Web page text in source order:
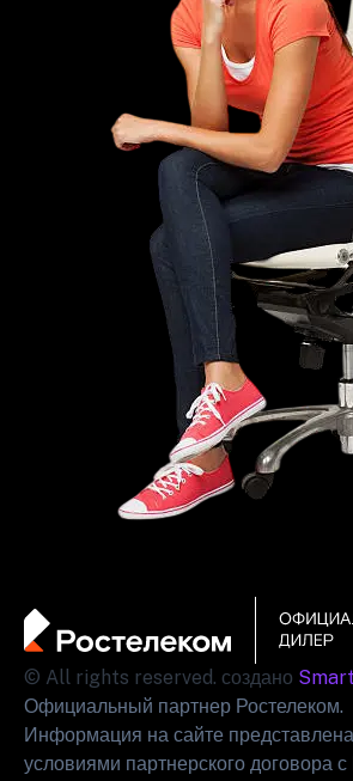
© All rights reserved. создано
Официальный партнер Ростелеком.
Информация на сайте представлена
условиями партнерского договора